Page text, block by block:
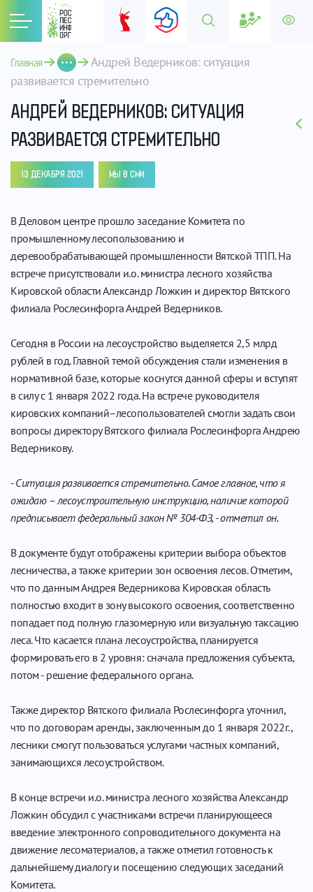
Главная
Андрей Ведерников: ситуация
развивается стремительно
АНДРЕЙ ВЕДЕРНИКОВ: СИТУАЦИЯ
РАЗВИВАЕТСЯ СТРЕМИТЕЛЬНО
13 ДЕКАБРЯ 2021 МЫ В СМИ
В Деловом центре прошло заседание Комитета по
промышленному лесопользованию и
деревообрабатывающей промышленности Вятской ТПП. На
встрече присутствовали и.о. министра лесного хозяйства
Кировской области Александр Ложкин и директор Вятского
филиала Рослесинфорга Андрей Ведерников.
Сегодня в России на лесоустройство выделяется 2,5 млрд
рублей в год. Главной темой обсуждения стали изменения в
нормативной базе, которые коснутся данной сферы и вступят
в силу с 1 января 2022 года. На встрече руководителя
кировских компаний–лесопользователей смогли задать свои
вопросы директору Вятского филиала Рослесинфорга Андрею
Ведерникову.
- Ситуация развивается стремительно. Самое главное, что я
ожидаю – лесоустроительную инструкцию, наличие которой
предписывает федеральный закон № 304-ФЗ, - отметил он.
В документе будут отображены критерии выбора объектов
лесничества, а также критерии зон освоения лесов. Отметим,
что по данным Андрея Ведерникова Кировская область
полностью входит в зону высокого освоения, соответственно
попадает под полную глазомерную или визуальную таксацию
леса. Что касается плана лесоустройства, планируется
формировать его в 2 уровня: сначала предложения субъекта,
потом - решение федерального органа.
Также директор Вятского филиала Рослесинфорга уточнил,
что по договорам аренды, заключенным до 1 января 2022г.,
лесники смогут пользоваться услугами частных компаний,
занимающихся лесоустройством.
В конце встречи и.о. министра лесного хозяйства Александр
Ложкин обсудил с участниками встречи планирующееся
введение электронного сопроводительного документа на
движение лесоматериалов, а также отметил готовность к
дальнейшему диалогу и посещению следующих заседаний
Комитета.